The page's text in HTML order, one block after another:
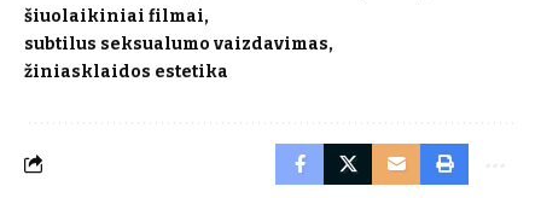
šiuolaikiniai filmai
subtilus seksualumo vaizdavimas
žiniasklaidos estetika